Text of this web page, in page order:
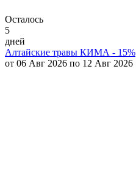
Осталось
5
дней
Алтайские травы КИМА - 15%
от 06 Авг 2026 по 12 Авг 2026